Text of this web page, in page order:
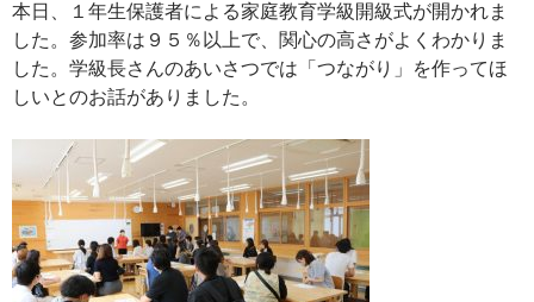
本日、１年生保護者による家庭教育学級開級式が開かれま
した。参加率は９５％以上で、関心の高さがよくわかりま
した。学級長さんのあいさつでは「つながり」を作ってほ
しいとのお話がありました。